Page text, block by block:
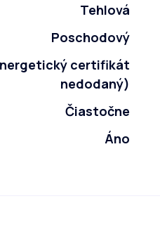
Tehlová
Poschodový
certifikát
nedodaný)
Čiastočne
Áno